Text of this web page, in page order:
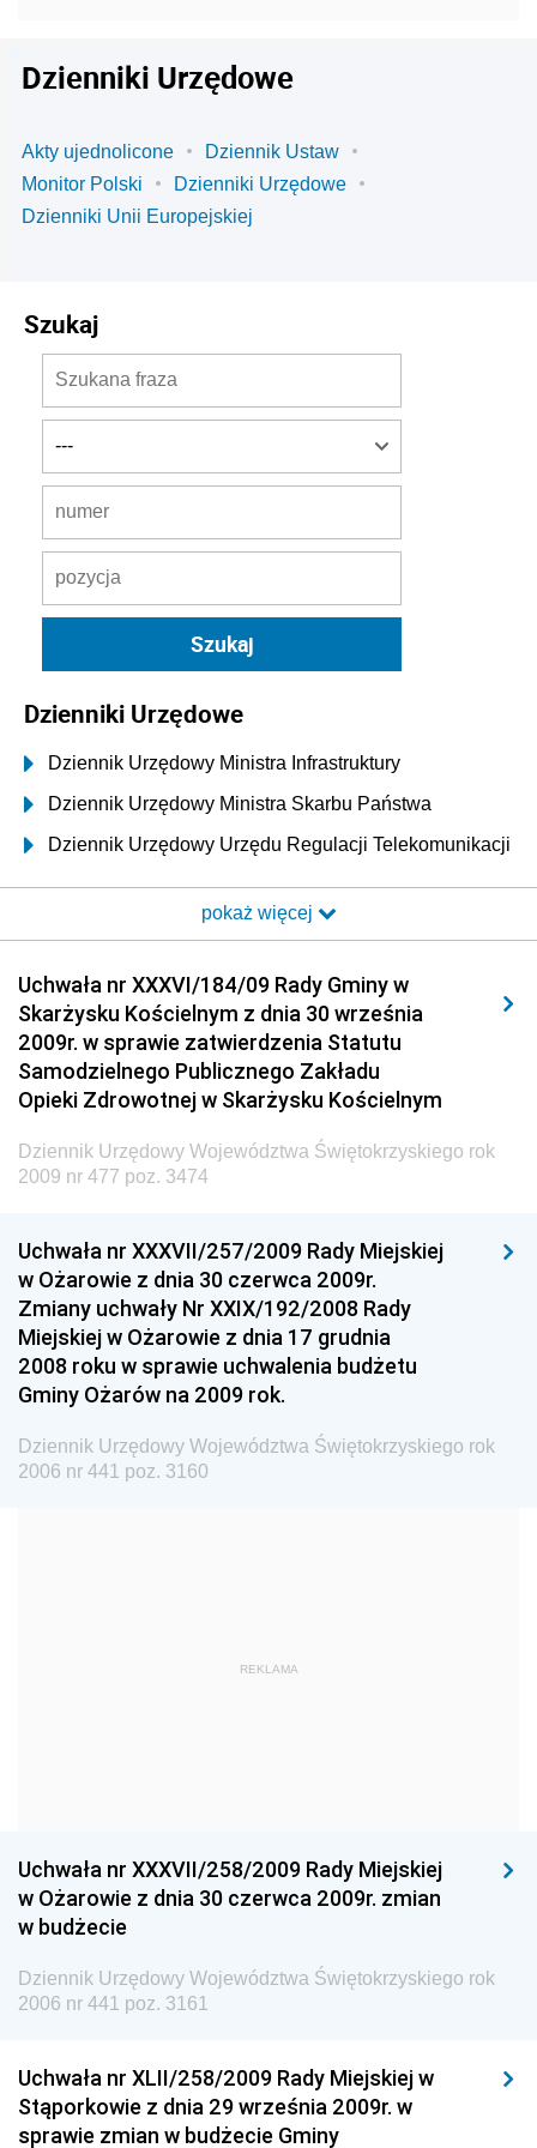
Dzienniki Urzędowe
Akty ujednolicone
Dziennik Ustaw
Monitor Polski
Dzienniki Urzędowe
Dzienniki Unii Europejskiej
Szukaj
Dzienniki Urzędowe
Dziennik Urzędowy Ministra Infrastruktury
Dziennik Urzędowy Ministra Skarbu Państwa
Dziennik Urzędowy Urzędu Regulacji Telekomunikacji
Dziennik Urzędowy Ministra Transportu i Budownictwa
Elektronicznej
Dziennik Urzędowy Ministra Spraw Wewnętrznych i
Administracji
Dziennik Urzędowy Ministra Transportu
Dziennik Urzędowy Ministra Budownictwa
Dziennik Urzędowy Ministra Nauki i Szkolnictwa
Dziennik Urzędowy Głównego Urzędu Miar
Dziennik Urzędowy Ministra Rolnictwa i Rozwoju Wsi
Dziennik Urzędowy Ministra Edukacji Narodowej i
Sportu
Dziennik Urzędowy Ministra Edukacji i Nauki
Dziennik Urzędowy Ministra Edukacji Narodowej
Dziennik Urzędowy Ministra Gospodarki Morskiej
Dziennik Urzędowy Ministra Kultury i Dziedzictwa
Dziennik Urzędowy Ministra Pracy i Polityki
Społecznej
Dziennik Urzędowy Urzędu Lotnictwa Cywilnego
Dziennik Urzędowy Ministerstwa Hutnictwa i
Przemysłu Maszynowego
pokaż więcej
Uchwała nr XXXVI/184/09 Rady Gminy w
Skarżysku Kościelnym z dnia 30 września
2009r. w sprawie zatwierdzenia Statutu
Samodzielnego Publicznego Zakładu
Opieki Zdrowotnej w Skarżysku Kościelnym
Dziennik Urzędowy Województwa Świętokrzyskiego rok
2009 nr 477 poz. 3474
Uchwała nr XXXVII/257/2009 Rady Miejskiej
w Ożarowie z dnia 30 czerwca 2009r.
Zmiany uchwały Nr XXIX/192/2008 Rady
Miejskiej w Ożarowie z dnia 17 grudnia
2008 roku w sprawie uchwalenia budżetu
Gminy Ożarów na 2009 rok.
Dziennik Urzędowy Województwa Świętokrzyskiego rok
2006 nr 441 poz. 3160
REKLAMA
Uchwała nr XXXVII/258/2009 Rady Miejskiej
w Ożarowie z dnia 30 czerwca 2009r. zmian
w budżecie
Dziennik Urzędowy Województwa Świętokrzyskiego rok
2006 nr 441 poz. 3161
Uchwała nr XLII/258/2009 Rady Miejskiej w
Stąporkowie z dnia 29 września 2009r. w
sprawie zmian w budżecie Gminy